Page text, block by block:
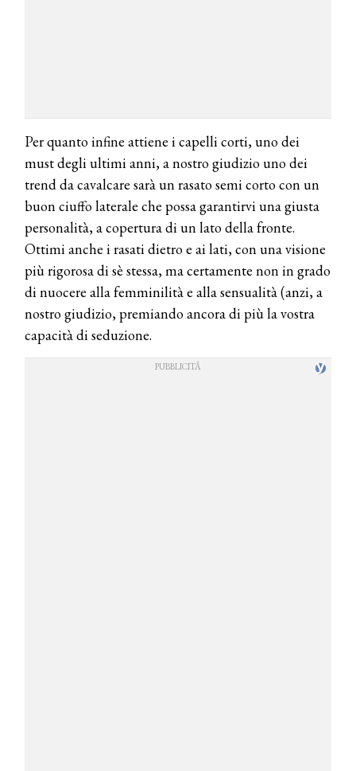
Per quanto infine attiene i capelli corti, uno dei
must degli ultimi anni, a nostro giudizio uno dei
trend da cavalcare sarà un rasato semi corto con un
buon ciuffo laterale che possa garantirvi una giusta
personalità, a copertura di un lato della fronte.
Ottimi anche i rasati dietro e ai lati, con una visione
più rigorosa di sè stessa, ma certamente non in grado
di nuocere alla femminilità e alla sensualità (anzi, a
nostro giudizio, premiando ancora di più la vostra
capacità di seduzione.